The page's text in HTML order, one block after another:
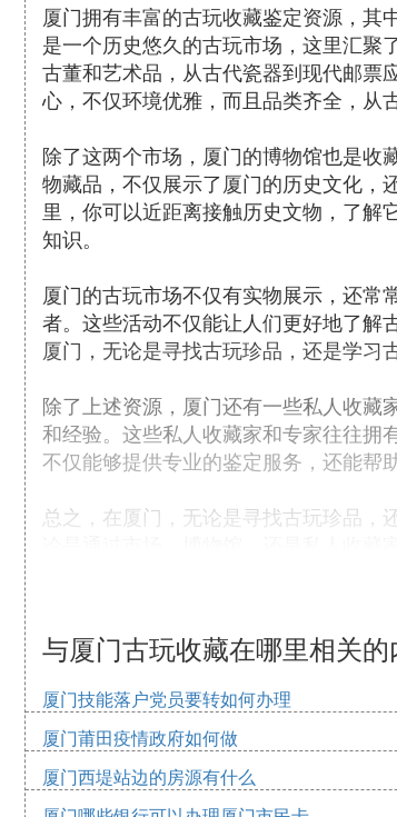
厦门拥有丰富的古玩收藏鉴定资源，其
是一个历史悠久的古玩市场，这里汇聚
古董和艺术品，从古代瓷器到现代邮票
心，不仅环境优雅，而且品类齐全，从
除了这两个市场，厦门的博物馆也是收
物藏品，不仅展示了厦门的历史文化，
里，你可以近距离接触历史文物，了解
知识。
厦门的古玩市场不仅有实物展示，还常
者。这些活动不仅能让人们更好地了解
厦门，无论是寻找古玩珍品，还是学习
除了上述资源，厦门还有一些私人收藏
和经验。这些私人收藏家和专家往往拥
不仅能够提供专业的鉴定服务，还能帮
总之，在厦门，无论是寻找古玩珍品，
论是通过市场、博物馆，还是私人收
1、东渡古玩城：533路车在“海嘉站”
2、唐颂古玩城：斗西路电控大厦边。
3、裕鑫古玩城：裕鑫古玩城位于江头
4、滨北古玩城：在滨北汽车城内。
与厦门古玩收藏在哪里相关的
厦门技能落户党员要转如何办理
厦门莆田疫情政府如何做
厦门西堤站边的房源有什么